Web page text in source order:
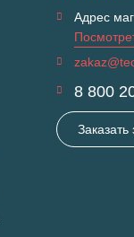
Адрес
8 800
Заказать